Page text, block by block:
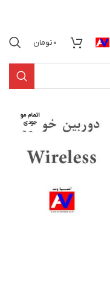
0تومان
اتمام مو
جودی